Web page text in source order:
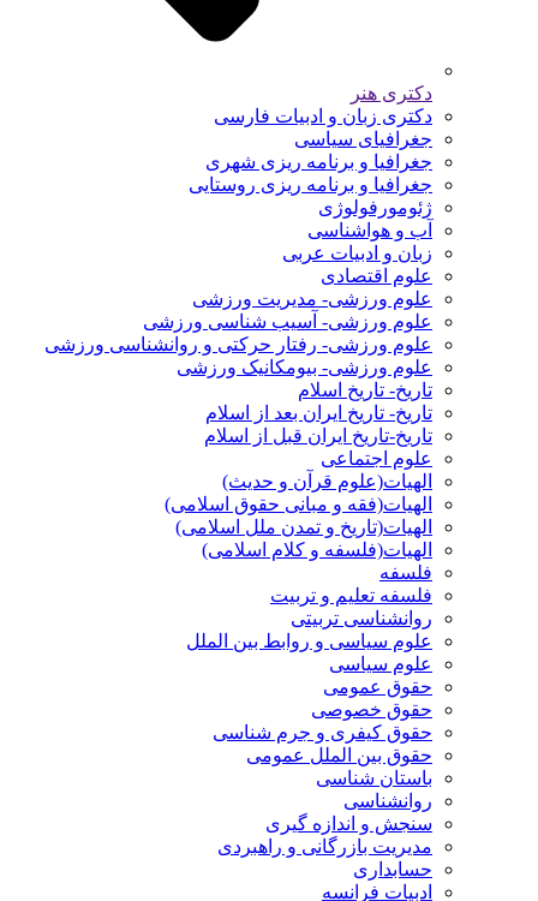
دکتری هنر
دکتری زبان و ادبیات فارسی
جغرافیای سیاسی
جغرافیا و برنامه ریزی شهری
جغرافیا و برنامه ریزی روستایی
ژئومورفولوژی
آب و هواشناسی
زبان و ادبیات عربی
علوم اقتصادی
علوم ورزشی- مدیریت ورزشی
علوم ورزشی- آسیب شناسی ورزشی
علوم ورزشی- رفتار حرکتی و روانشناسی ورزشی
علوم ورزشی- بیومکانیک ورزشی
تاریخ- تاریخ اسلام
تاریخ- تاریخ ایران بعد از اسلام
تاریخ-تاریخ ایران قبل از اسلام
علوم اجتماعی
الهیات(علوم قرآن و حدیث)
الهیات(فقه و مبانی حقوق اسلامی)
الهیات(تاریخ و تمدن ملل اسلامی)
الهیات(فلسفه و کلام اسلامی)
فلسفه
فلسفه تعلیم و تربیت
روانشناسی تربیتی
علوم سیاسی و روابط بین الملل
علوم سیاسی
حقوق عمومی
حقوق خصوصی
حقوق کیفری و جرم شناسی
حقوق بین الملل عمومی
باستان شناسی
روانشناسی
سنجش و اندازه گیری
مدیریت بازرگانی و راهبردی
حسابداری
ادبیات فرانسه